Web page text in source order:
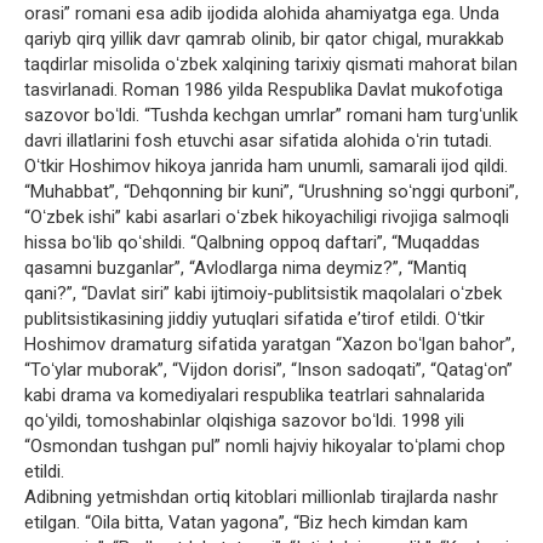
orasi” romani esa adib ijodida alohida ahamiyatga ega. Unda
qariyb qirq yillik davr qamrab olinib, bir qator chigal, murakkab
taqdirlar misolida oʻzbek xalqining tarixiy qismati mahorat bilan
tasvirlanadi. Roman 1986 yilda Respublika Davlat mukofotiga
sazovor boʻldi. “Tushda kechgan umrlar” romani ham turgʻunlik
davri illatlarini fosh etuvchi asar sifatida alohida oʻrin tutadi.
Oʻtkir Hoshimov hikoya janrida ham unumli, samarali ijod qildi.
“Muhabbat”, “Dehqonning bir kuni”, “Urushning soʻnggi qurboni”,
“Oʻzbek ishi” kabi asarlari oʻzbek hikoyachiligi rivojiga salmoqli
hissa boʻlib qoʻshildi. “Qalbning oppoq daftari”, “Muqaddas
qasamni buzganlar”, “Avlodlarga nima deymiz?”, “Mantiq
qani?”, “Davlat siri” kabi ijtimoiy-publitsistik maqolalari oʻzbek
publitsistikasining jiddiy yutuqlari sifatida eʼtirof etildi. Oʻtkir
Hoshimov dramaturg sifatida yaratgan “Xazon boʻlgan bahor”,
“Toʻylar muborak”, “Vijdon dorisi”, “Inson sadoqati”, “Qatagʻon”
kabi drama va komediyalari respublika teatrlari sahnalarida
qoʻyildi, tomoshabinlar olqishiga sazovor boʻldi. 1998 yili
“Osmondan tushgan pul” nomli hajviy hikoyalar toʻplami chop
etildi.
Adibning yetmishdan ortiq kitoblari millionlab tirajlarda nashr
etilgan. “Oila bitta, Vatan yagona”, “Biz hech kimdan kam